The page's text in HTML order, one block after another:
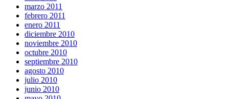
marzo 2011
febrero 2011
enero 2011
diciembre 2010
noviembre 2010
octubre 2010
septiembre 2010
agosto 2010
julio 2010
junio 2010